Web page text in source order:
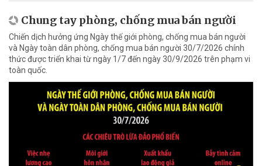
Chung tay phòng, chống mua bán người
Chiến dịch hưởng ứng Ngày thế giới phòng, chống mua bán người
và Ngày toàn dân phòng, chống mua bán người 30/7/2026 chính
thức được triển khai từ ngày 1/7 đến ngày 30/9/2026 trên phạm vi
toàn quốc.